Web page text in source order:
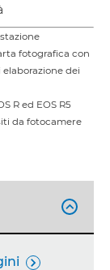
fotografica con
dei
R ed EOS R5
da fotocamere

